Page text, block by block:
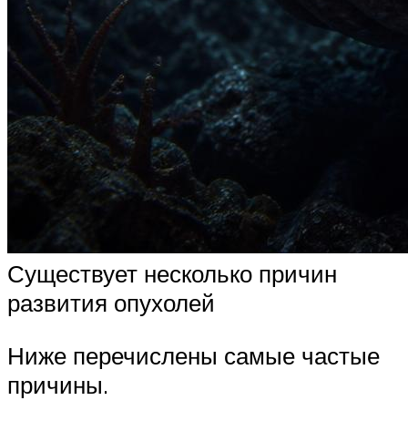
Существует несколько причин
развития опухолей
Ниже перечислены самые частые
причины.